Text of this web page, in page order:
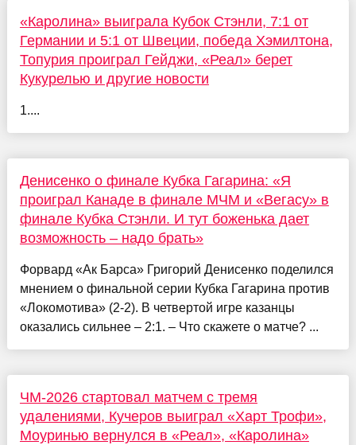
«Каролина» выиграла Кубок Стэнли, 7:1 от
Германии и 5:1 от Швеции, победа Хэмилтона,
Топурия проиграл Гейджи, «Реал» берет
Кукурелью и другие новости
1....
Денисенко о финале Кубка Гагарина: «Я
проиграл Канаде в финале МЧМ и «Вегасу» в
финале Кубка Стэнли. И тут боженька дает
возможность – надо брать»
Форвард «Ак Барса» Григорий Денисенко поделился
мнением о финальной серии Кубка Гагарина против
«Локомотива» (2-2). В четвертой игре казанцы
оказались сильнее – 2:1. – Что скажете о матче? ...
ЧМ-2026 стартовал матчем с тремя
удалениями, Кучеров выиграл «Харт Трофи»,
Моуринью вернулся в «Реал», «Каролина»